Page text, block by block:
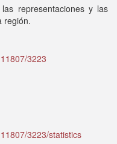
representaciones y las
región.
3223
3223/statistics